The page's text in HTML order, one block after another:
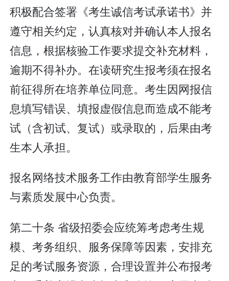
积极配合签署《考生诚信考试承诺书》并
遵守相关约定，认真核对并确认本人报名
信息，根据核验工作要求提交补充材料，
逾期不得补办。在读研究生报考须在报名
前征得所在培养单位同意。考生因网报信
息填写错误、填报虚假信息而造成不能考
试（含初试、复试）或录取的，后果由考
生本人承担。
报名网络技术服务工作由教育部学生服务
与素质发展中心负责。
第二十条 省级招委会应统筹考虑考生规
模、考务组织、服务保障等因素，安排充
足的考试服务资源，合理设置并公布报考